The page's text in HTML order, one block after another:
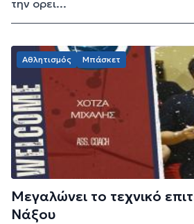
την oρει...
Αθλητισμός Μπάσκετ
Μεγαλώνει το τεχνικό
Νάξου